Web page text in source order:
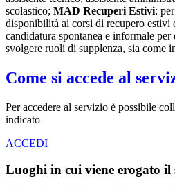
scolastico; MAD Recuperi Estivi:
disponibilità ai corsi di recupero
candidatura spontanea e informale
svolgere ruoli di supplenza, sia come
Come si accede al
Per accedere al servizio è possibile
indicato
ACCEDI
Luoghi in cui viene erogato il